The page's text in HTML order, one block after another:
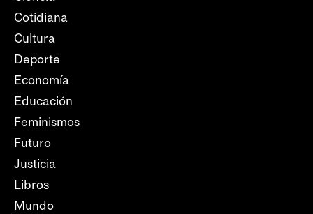
Cotidiana
Cultura
Deporte
Economía
Educación
Feminismos
Futuro
Justicia
Libros
Mundo